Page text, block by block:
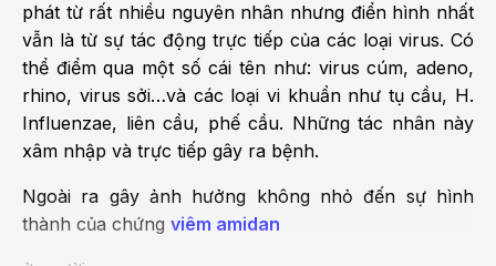
phát từ rất nhiều nguyên nhân nhưng điển hình nhất
vẫn là từ sự tác động trực tiếp của các loại virus. Có
thể điểm qua một số cái tên như: virus cúm, adeno,
rhino, virus sởi…và các loại vi khuẩn như tụ cầu, H.
Influenzae, liên cầu, phế cầu. Những tác nhân này
xâm nhập và trực tiếp gây ra bệnh.
Ngoài ra gây ảnh hưởng không nhỏ đến sự hình
thành của chứng viêm amidan